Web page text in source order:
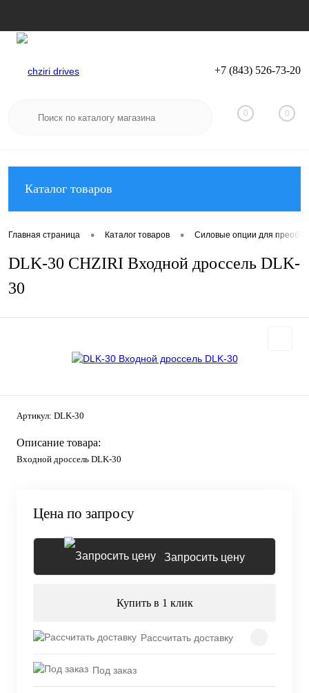
Вход Регистрация
+7 (843) 526-73-20
0 0
Каталог товаров
Главная страница • Каталог товаров • Силовые опции для
DLK-30 CHZIRI Входной дроссель DLK-
30
Артикул: DLK-30
Описание товара:
Входной дроссель DLK-30
Цена по запросу
Запросить цену
Купить в 1 клик
Рассчитать доставку
Под заказ